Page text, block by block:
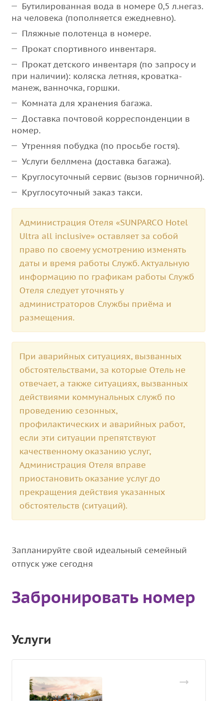
Бутилированная вода в номере 0,5 л.негаз.
на человека (пополняется ежедневно).
Пляжные полотенца в номере.
Прокат спортивного инвентаря.
Прокат детского инвентаря (по запросу и
при наличии): коляска летняя, кроватка-
манеж, ванночка, горшки.
Комната для хранения багажа.
Доставка почтовой корреспонденции в
номер.
Утренняя побудка (по просьбе гостя).
Услуги беллмена (доставка багажа).
Круглосуточный сервис (вызов горничной).
Круглосуточный заказ такси.
Администрация Отеля «SUNPARCO Hotel
Ultra all inclusive» оставляет за собой
право по своему усмотрению изменять
даты и время работы Служб. Актуальную
информацию по графикам работы Служб
Отеля следует уточнять у
администраторов Службы приёма и
размещения.
При аварийных ситуациях, вызванных
обстоятельствами, за которые Отель не
отвечает, а также ситуациях, вызванных
действиями коммунальных служб по
проведению сезонных,
профилактических и аварийных работ,
если эти ситуации препятствуют
качественному оказанию услуг,
Администрация Отеля вправе
приостановить оказание услуг до
прекращения действия указанных
обстоятельств (ситуаций).
Запланируйте свой идеальный семейный
отпуск уже сегодня
Забронировать номер
Услуги